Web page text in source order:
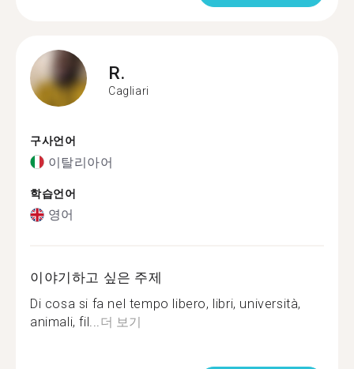
R.
Cagliari
구사언어
이탈리아어
학습언어
영어
이야기하고 싶은 주제
Di cosa si fa nel tempo libero, libri, università,
animali, fil...더 보기